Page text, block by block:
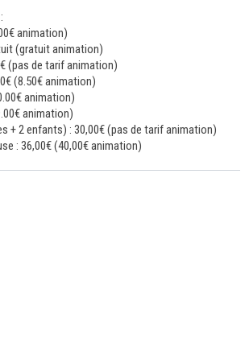
animation)
(gratuit animation)
(pas de tarif animation)
(8.50€ animation)
animation)
animation)
+ 2 enfants) : 30,00€ (pas de tarif animation)
: 36,00€ (40,00€ animation)